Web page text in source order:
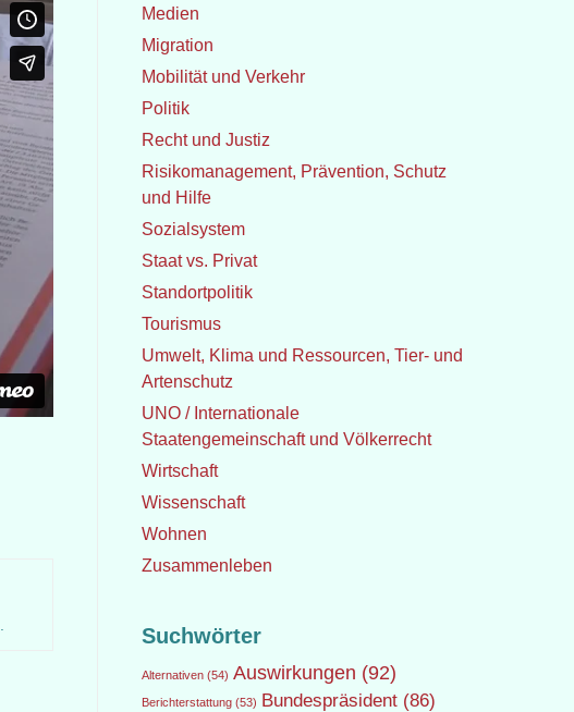
Medien
Migration
Mobilität und Verkehr
Politik
Recht und Justiz
Risikomanagement, Prävention, Schutz
und Hilfe
Sozialsystem
Staat vs. Privat
Standortpolitik
Tourismus
Umwelt, Klima und Ressourcen, Tier- und
Artenschutz
UNO / Internationale
Staatengemeinschaft und Völkerrecht
Wirtschaft
Wissenschaft
Wohnen
Zusammenleben
Suchwörter
Alternativen (54) Auswirkungen (92)
Berichterstattung (53) Bundespräsident (86)